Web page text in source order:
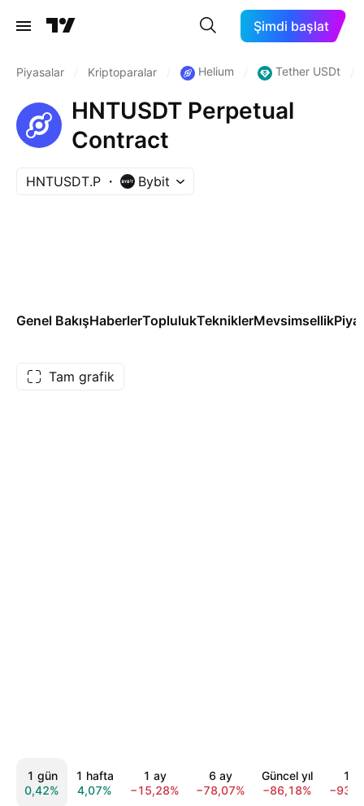
Şimdi başlat
Piyasalar Kriptoparalar Helium Tether USDt
HNTUSDT Perpetual
Contract
HNTUSDT.P Bybit
Genel BakışHaberlerToplulukTekniklerMevsimsellik
Tam grafik
1 gün
0,42%
1 hafta
4,07%
1 ay
−15,28%
6 ay
−78,07%
Güncel yıl
−86,18%
1 yıl